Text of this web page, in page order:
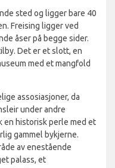
sted og ligger bare 40
Freising ligger ved
åser på begge sider.
Det er et slott, en
med et mangfold
assosiasjoner, da
under andre
en historisk perle med et
gammel bykjerne.
av enestående
palass, et